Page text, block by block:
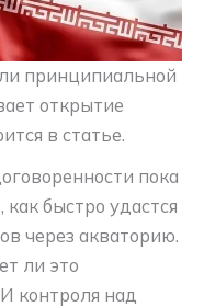
принципиальной
открытие
в статье.
пока
как быстро удастся
через акваторию.
ли это
контроля над